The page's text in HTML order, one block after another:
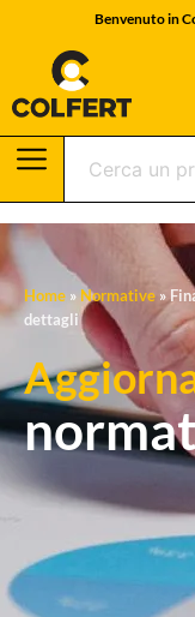
Benvenuto in
Home »Normative »
dettagli